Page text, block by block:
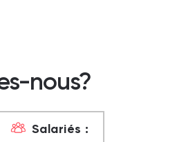
nous?
Salariés :